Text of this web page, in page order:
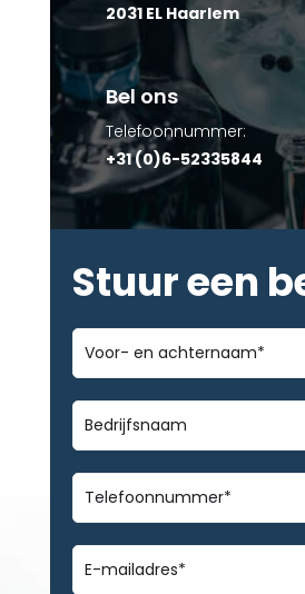
2031 EL Haarlem
Bel ons
Telefoonnummer:
+31 (0)6-52335844
Stuur een
Voor-
en
achternaam*
Bedrijfsnaam
Telefoonnummer*
E-
mailadres*